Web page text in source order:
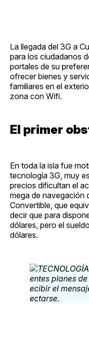
La llegada del 3G a
para los ciudadanos
portales de su
ofrecer bienes y
familiares en el
zona con Wifi.
El primer
En toda la isla fue
tecnología 3G, muy
precios dificultan el
mega de navegación
Convertible, que
decir que para
dólares, pero el
dólares.